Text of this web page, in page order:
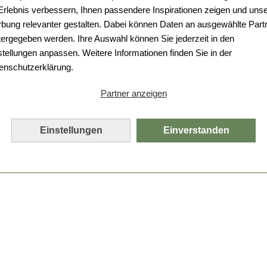
verbessern, Ihnen passendere Inspirationen zeigen und
relevanter gestalten. Dabei können Daten an ausgewählte
werden. Ihre Auswahl können Sie jederzeit in den
anpassen. Weitere Informationen finden Sie in der
Partner anzeigen
Einstellungen Einverstanden
Da ist etwas schiefgelaufen.
Leider ist ein technischer Fehler aufgetreten.
Bitte laden Sie die Seite neu.